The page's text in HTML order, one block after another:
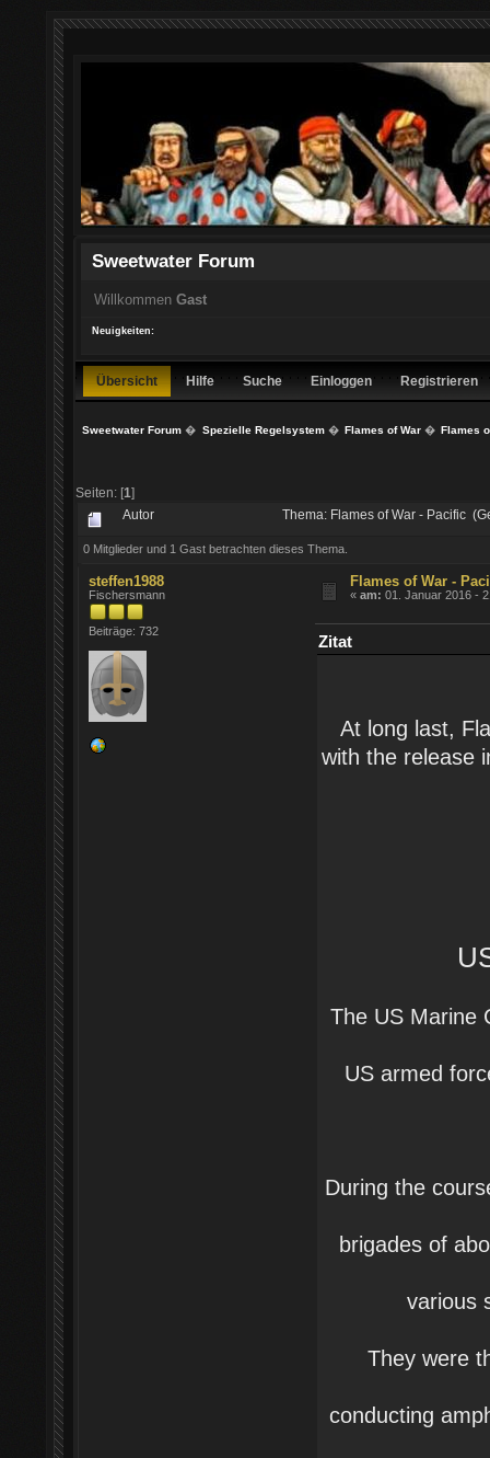
Sweetwater Forum
Willkommen Gast
Neuigkeiten:
Übersicht Hilfe Suche Einloggen Registrieren
Sweetwater Forum � Spezielle Regelsystem� Flames of War� Flames
Seiten: [1]
Autor Thema: Flames of War - Pacific
0 Mitglieder und 1 Gast betrachten dieses Thema.
steffen1988
Fischersmann
Beiträge: 732
Flames of War -
«am: 01. Januar 2016 -
Zitat
At long last,
with the release
The US Marine
US armed
During the
brigades of
various
They were
conducting